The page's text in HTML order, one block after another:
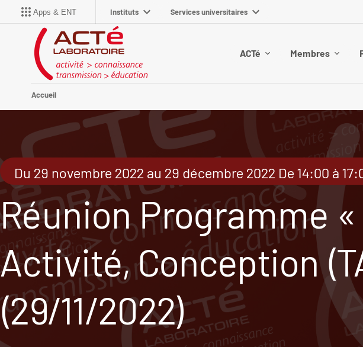
Apps & ENT Instituts Services universitaires
ACTé Membres
Accueil
Du 29 novembre 2022 au 29 décembre 2022 De 14:00 à
Réunion Programme
Activité, Conception
(29/11/2022)